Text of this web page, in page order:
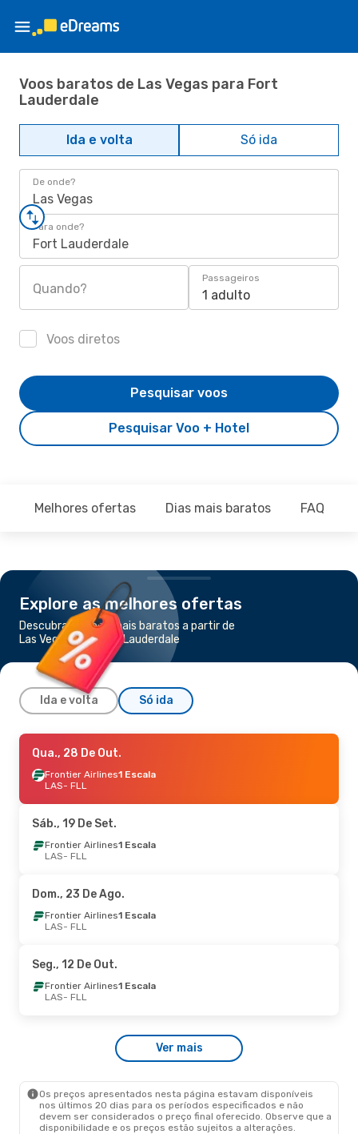
Voos baratos de Las Vegas para Fort
Lauderdale
Ida e volta Só ida
De onde?
Las Vegas
Para onde?
Fort Lauderdale
Quando?
Passageiros
1 adulto
Voos diretos
Pesquisar Voo + Hotel
Pesquisar voos
Melhores ofertas Dias mais baratos FAQ
Explore as melhores ofertas
Descubra os voos mais baratos a partir de
Las Vegas para Fort Lauderdale
Ida e volta Só ida
Dom., 30 De Ago.
Frontier Airlines1 Escala
LAS- FLL
FLL- LAS
Qua., 28 De Out.
Frontier Airlines1 Escala
LAS- FLL
Sáb., 19 De Set.
Frontier Airlines1 Escala
LAS- FLL
Dom., 23 De Ago.
Frontier Airlines1 Escala
LAS- FLL
Seg., 12 De Out.
Frontier Airlines1 Escala
LAS- FLL
Ver mais
Os preços apresentados nesta página estavam disponíveis
nos últimos 20 dias para os períodos especificados e não
devem ser considerados o preço final oferecido. Observe que a
disponibilidade e os preços estão sujeitos a alterações.